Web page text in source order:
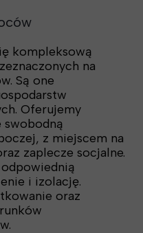
kompleksową
na
Są one
Oferujemy
z miejscem na
zaplecze socjalne.
i izolację.
oraz